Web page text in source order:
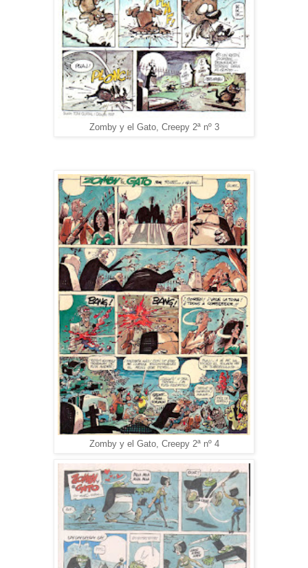
Zomby y el Gato, Creepy 2ª nº 3
Zomby y el Gato, Creepy 2ª nº 4